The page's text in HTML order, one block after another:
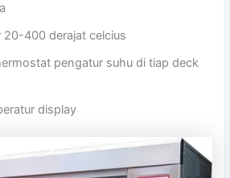
20-400 derajat celcius
pengatur suhu di tiap deck
display